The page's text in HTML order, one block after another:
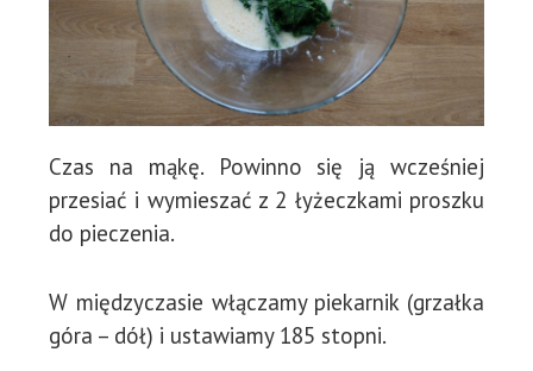
Czas na mąkę. Powinno się ją wcześniej
przesiać i wymieszać z 2 łyżeczkami proszku
do pieczenia.
W międzyczasie włączamy piekarnik (grzałka
góra – dół) i ustawiamy 185 stopni.